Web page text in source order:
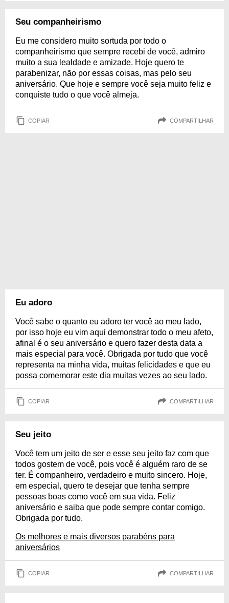
Seu companheirismo
Eu me considero muito sortuda por todo o
companheirismo que sempre recebi de você, admiro
muito a sua lealdade e amizade. Hoje quero te
parabenizar, não por essas coisas, mas pelo seu
aniversário. Que hoje e sempre você seja muito feliz e
conquiste tudo o que você almeja.
COPIAR COMPARTILHAR
Eu adoro
Você sabe o quanto eu adoro ter você ao meu lado,
por isso hoje eu vim aqui demonstrar todo o meu afeto,
afinal é o seu aniversário e quero fazer desta data a
mais especial para você. Obrigada por tudo que você
representa na minha vida, muitas felicidades e que eu
possa comemorar este dia muitas vezes ao seu lado.
COPIAR COMPARTILHAR
Seu jeito
Você tem um jeito de ser e esse seu jeito faz com que
todos gostem de você, pois você é alguém raro de se
ter. É companheiro, verdadeiro e muito sincero. Hoje,
em especial, quero te desejar que tenha sempre
pessoas boas como você em sua vida. Feliz
aniversário e saiba que pode sempre contar comigo.
Obrigada por tudo.
Os melhores e mais diversos parabéns para
aniversários
COPIAR COMPARTILHAR